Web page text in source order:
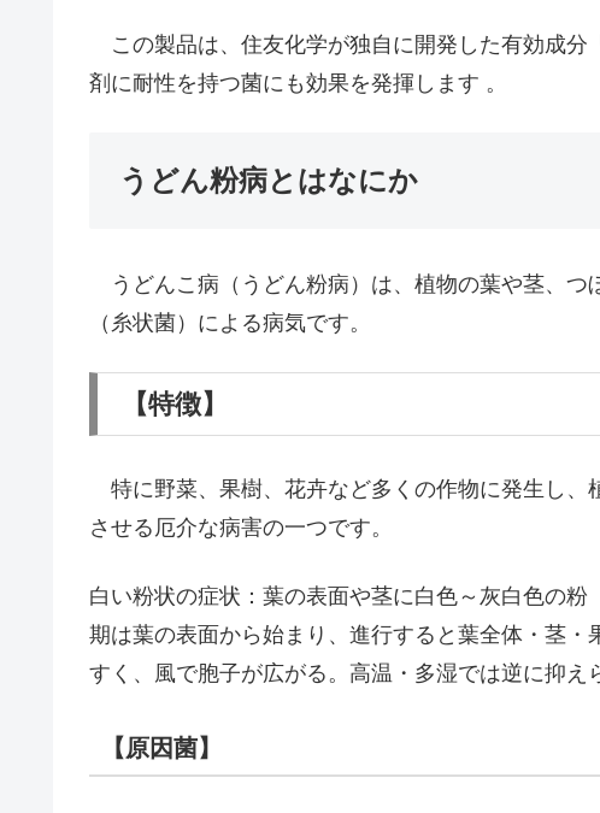
この製品は、住友化学が独自に開発した有効成分
剤に耐性を持つ菌にも効果を発揮します 。
うどん粉病とはなにか
うどんこ病（うどん粉病）は、植物の葉や茎、つ
（糸状菌）による病気です。
【特徴】
特に野菜、果樹、花卉など多くの作物に発生し、
させる厄介な病害の一つです。
白い粉状の症状：葉の表面や茎に白色～灰白色の
期は葉の表面から始まり、進行すると葉全体・茎
すく、風で胞子が広がる。高温・多湿では逆に抑え
【原因菌】